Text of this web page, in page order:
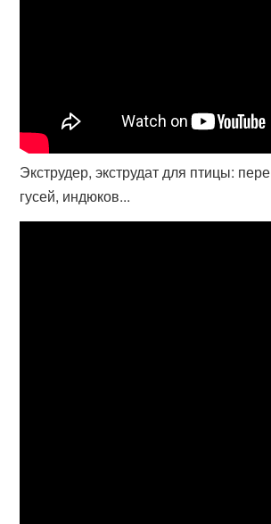
Экструдер, экструдат для птицы:
гусей, индюков...